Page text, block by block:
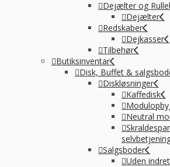
Dejælter og
Dejælter
Redskaber
Dejkasser
Tilbehør
Butiksinventar
Disk, Buffet &
Diskløsninger
Kaffedisk
Neutral
Salgsboder
Uden